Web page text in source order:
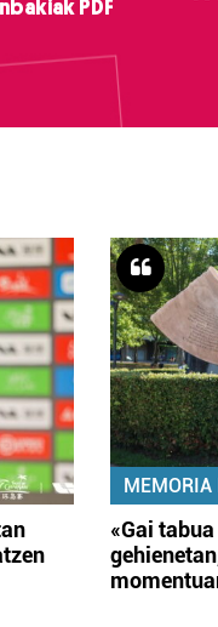
PDF
MEMORIA
«Gai